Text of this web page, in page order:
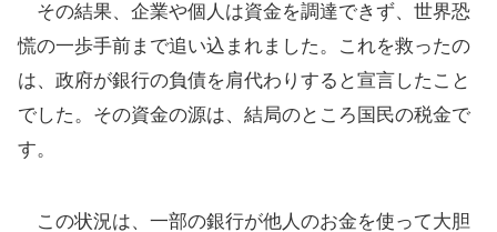
その結果、企業や個人は資金を調達できず、世界恐
慌の一歩手前まで追い込まれました。これを救ったの
は、政府が銀行の負債を肩代わりすると宣言したこと
でした。その資金の源は、結局のところ国民の税金で
す。
この状況は、一部の銀行が他人のお金を使って大胆